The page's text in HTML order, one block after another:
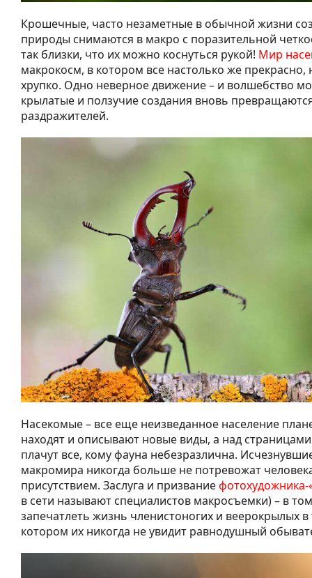
Крошечные, часто незаметные в обычной жизни
природы снимаются в макро с поразительной
так близки, что их можно коснуться рукой! Мир
макрокосм, в котором все настолько же прекрасно,
хрупко. Одно неверное движение – и волшебство
крылатые и ползучие создания вновь
раздражителей.
Насекомые – все еще неизведанное население
находят и описывают новые виды, а над
плачут все, кому фауна небезразлична.
макромира никогда больше не потревожат
присутствием. Заслуга и призвание
в сети называют специалистов макросъемки) – в
запечатлеть жизнь членистоногих и веерокрылых
котором их никогда не увидит равнодушный